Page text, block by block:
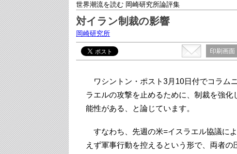
世界潮流を読む 岡崎研究所論評集
対イラン制裁の影響
岡崎研究所
印刷画面
ワシントン・ポスト3月10日付でコラム
ラエルの攻撃を止めるために、制裁を強
能性がある、と論じています。
すなわち、先週の米=イスラエル協議に
えず軍事行動を控えるという形で、両者